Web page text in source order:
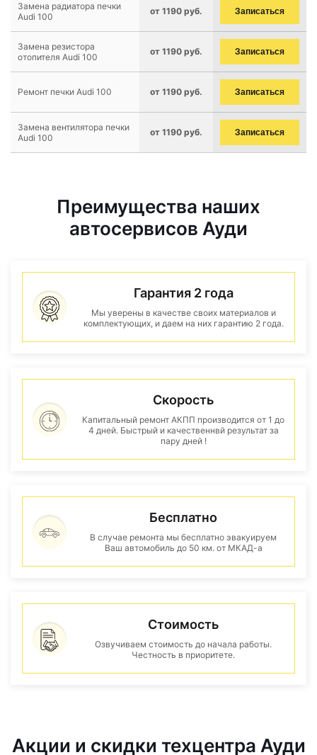
Замена радиатора печки
Audi 100
от 1190 руб. Записаться
Замена резистора
отопителя Audi 100
от 1190 руб. Записаться
Ремонт печки Audi 100 от 1190 руб. Записаться
Замена вентилятора печки
Audi 100
от 1190 руб. Записаться
Преимущества наших
автосервисов Ауди
Гарантия 2 года
Мы уверены в качестве своих материалов и
комплектующих, и даем на них гарантию 2 года.
Скорость
Капитальный ремонт АКПП производится от 1 до
4 дней. Быстрый и качественнвй результат за
пару дней !
Бесплатно
В случае ремонта мы бесплатно эвакуируем
Ваш автомобиль до 50 км. от МКАД-а
Стоимость
Озвучиваем стоимость до начала работы.
Честность в приоритете.
Акции и скидки техцентра Ауди